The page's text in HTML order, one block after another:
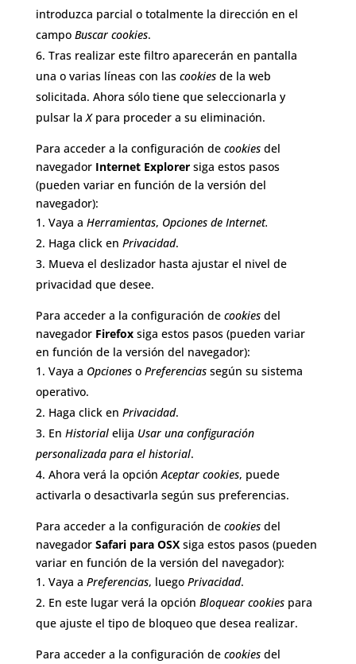
introduzca parcial o totalmente la dirección en el
campo Buscar cookies.
Tras realizar este filtro aparecerán en pantalla
una o varias líneas con las cookiesde la web
solicitada. Ahora sólo tiene que seleccionarla y
pulsar laXpara proceder a su eliminación.
Para acceder a la configuración de cookiesdel
navegador Internet Explorersiga estos pasos
(pueden variar en función de la versión del
navegador):
Vaya a Herramientas, Opciones de Internet.
Haga click en Privacidad.
Mueva el deslizador hasta ajustar el nivel de
privacidad que desee.
Para acceder a la configuración de cookiesdel
navegador Firefoxsiga estos pasos (pueden variar
en función de la versión del navegador):
Vaya a Opcioneso Preferenciassegún su sistema
operativo.
Haga click en Privacidad.
En Historialelija Usar una configuración
personalizada para el historial.
Ahora verá la opciónAceptar cookies, puede
activarla o desactivarla según sus preferencias.
Para acceder a la configuración de cookiesdel
navegador Safari para OSXsiga estos pasos (pueden
variar en función de la versión del navegador):
Vaya a Preferencias, luego Privacidad.
En este lugar verá la opción Bloquear cookiespara
que ajuste el tipo de bloqueo que desea realizar.
Para acceder a la configuración de cookiesdel